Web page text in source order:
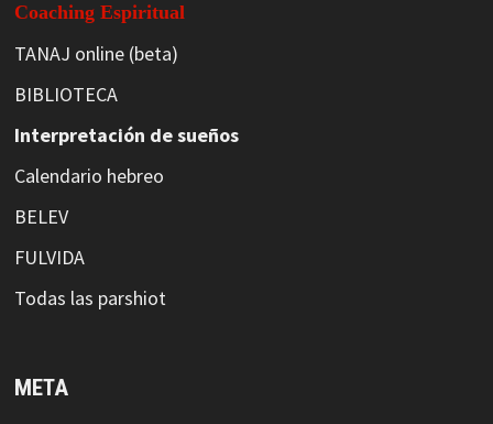
Coaching Espiritual
TANAJ online (beta)
BIBLIOTECA
Interpretación de sueños
Calendario hebreo
BELEV
FULVIDA
Todas las parshiot
META